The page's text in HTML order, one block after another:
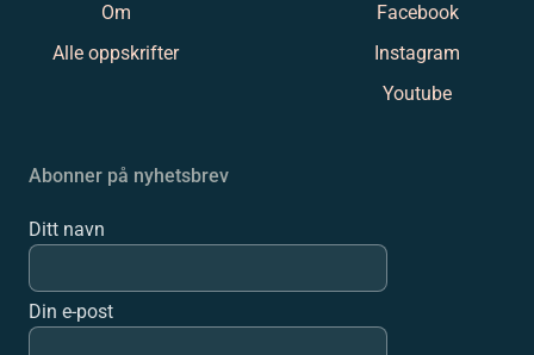
Om
Alle oppskrifter
Facebook
Instagram
Youtube
Abonner på nyhetsbrev
Ditt navn
Din e-post